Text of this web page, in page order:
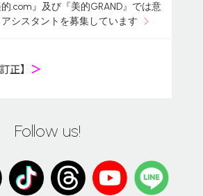
的.com』及び『美的GRAND』では意
シスタントを募集しています
正】 ＞
Follow us!